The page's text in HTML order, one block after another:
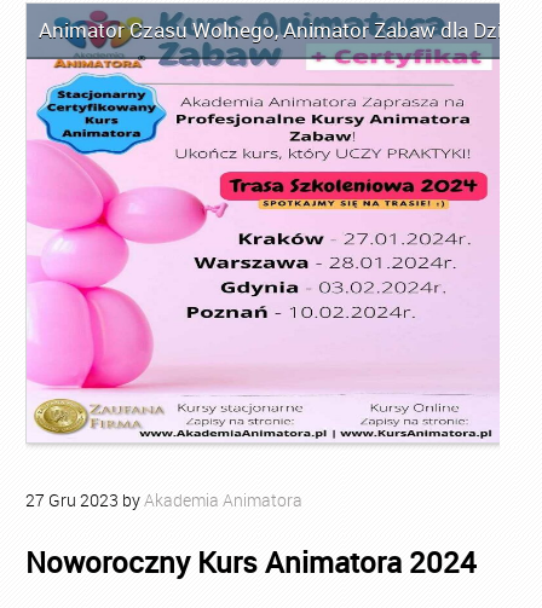
Animator Czasu Wolnego,Animator Zabaw dla Dzieci
27 Gru 2023 byAkademia Animatora
Noworoczny Kurs Animatora 2024